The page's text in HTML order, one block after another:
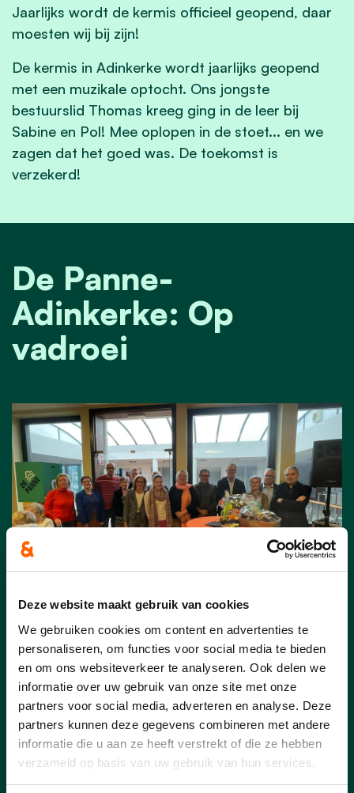
Deze website maakt gebruik van cookies
We gebruiken cookies om content en advertenties te
personaliseren, om functies voor social media te bieden
en om ons websiteverkeer te analyseren. Ook delen we
informatie over uw gebruik van onze site met onze
partners voor social media, adverteren en analyse. Deze
partners kunnen deze gegevens combineren met andere
informatie die u aan ze heeft verstrekt of die ze hebben
verzameld op basis van uw gebruik van hun services.
Jaarlijks wordt de kermis officieel geopend, daar
moesten wij bij zijn!
De kermis in Adinkerke wordt jaarlijks geopend
met een muzikale optocht. Ons jongste
bestuurslid Thomas kreeg ging in de leer bij
Sabine en Pol! Mee oplopen in de stoet... en we
zagen dat het goed was. De toekomst is
verzekerd!
De Panne-
Adinkerke: Op
vadroei
Nieuwjaarsreceptie op 4
februari 2024
19/02/24
De nieuwjaarsreceptie was opnieuw een
groot succes! De vertegenwoordigers van
onze nieuwe lijst werden alvast
voorgesteld.